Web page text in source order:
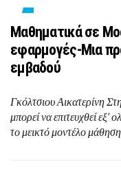
Μαθηματικά σε
εφαρμογές-Μια
εμβαδού
Γκόλτσιου Αικατερίνη
μπορεί να επιτευχθεί
το μεικτό μοντέλο